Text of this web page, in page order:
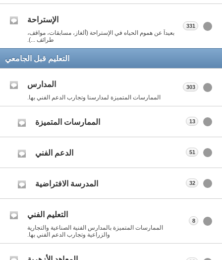
الإستراحة
بعيداً عن هموم الحياه في الإستراحة (ألغاز، مسابقات، مواقف،
طرائف ...).
331
التعليم قبل الجامعي
المدارس
الممارسات المتميزة لمدارسنا وتجارب الدعم الفني بها.
303
الممارسات المتميزة 13
الدعم الفني 51
المدرسة الافتراضية 32
التعليم الفني
الممارسات المتميزة بالمدارس الفنية الصناعية والتجارية
والزراعية وتجارب الدعم الفني بها.
8